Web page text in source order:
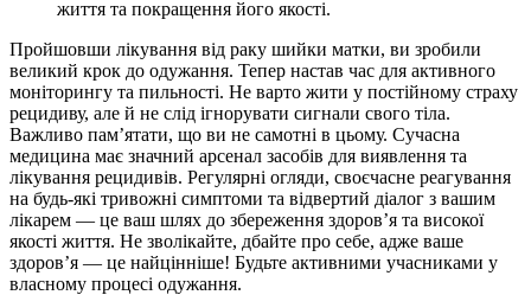
життя та покращення його якості.
Пройшовши лікування від раку шийки матки, ви зробили
великий крок до одужання. Тепер настав час для активного
моніторингу та пильності. Не варто жити у постійному страху
рецидиву, але й не слід ігнорувати сигнали свого тіла.
Важливо пам’ятати, що ви не самотні в цьому. Сучасна
медицина має значний арсенал засобів для виявлення та
лікування рецидивів. Регулярні огляди, своєчасне реагування
на будь-які тривожні симптоми та відвертий діалог з вашим
лікарем — це ваш шлях до збереження здоров’я та високої
якості життя. Не зволікайте, дбайте про себе, адже ваше
здоров’я — це найцінніше! Будьте активними учасниками у
власному процесі одужання.